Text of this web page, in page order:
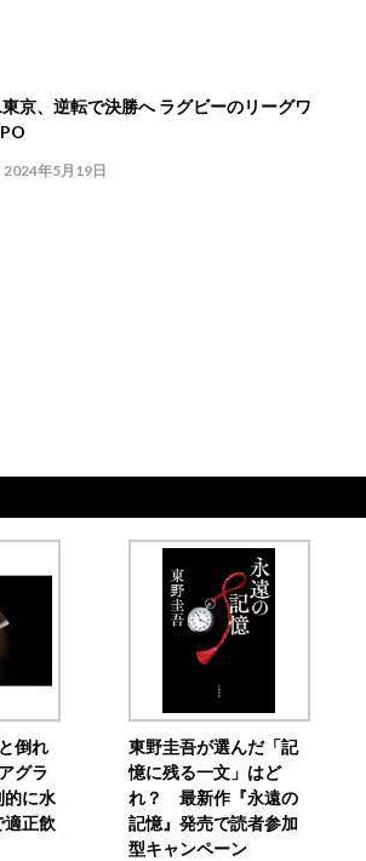
東京、逆転で決勝へ ラグビーのリーグワ
2024年5月19日
倒れ
グラ
に水
適正飲
東野圭吾が選んだ「記
憶に残る一文」はど
れ？ 最新作『永遠の
記憶』発売で読者参加
型キャンペーン